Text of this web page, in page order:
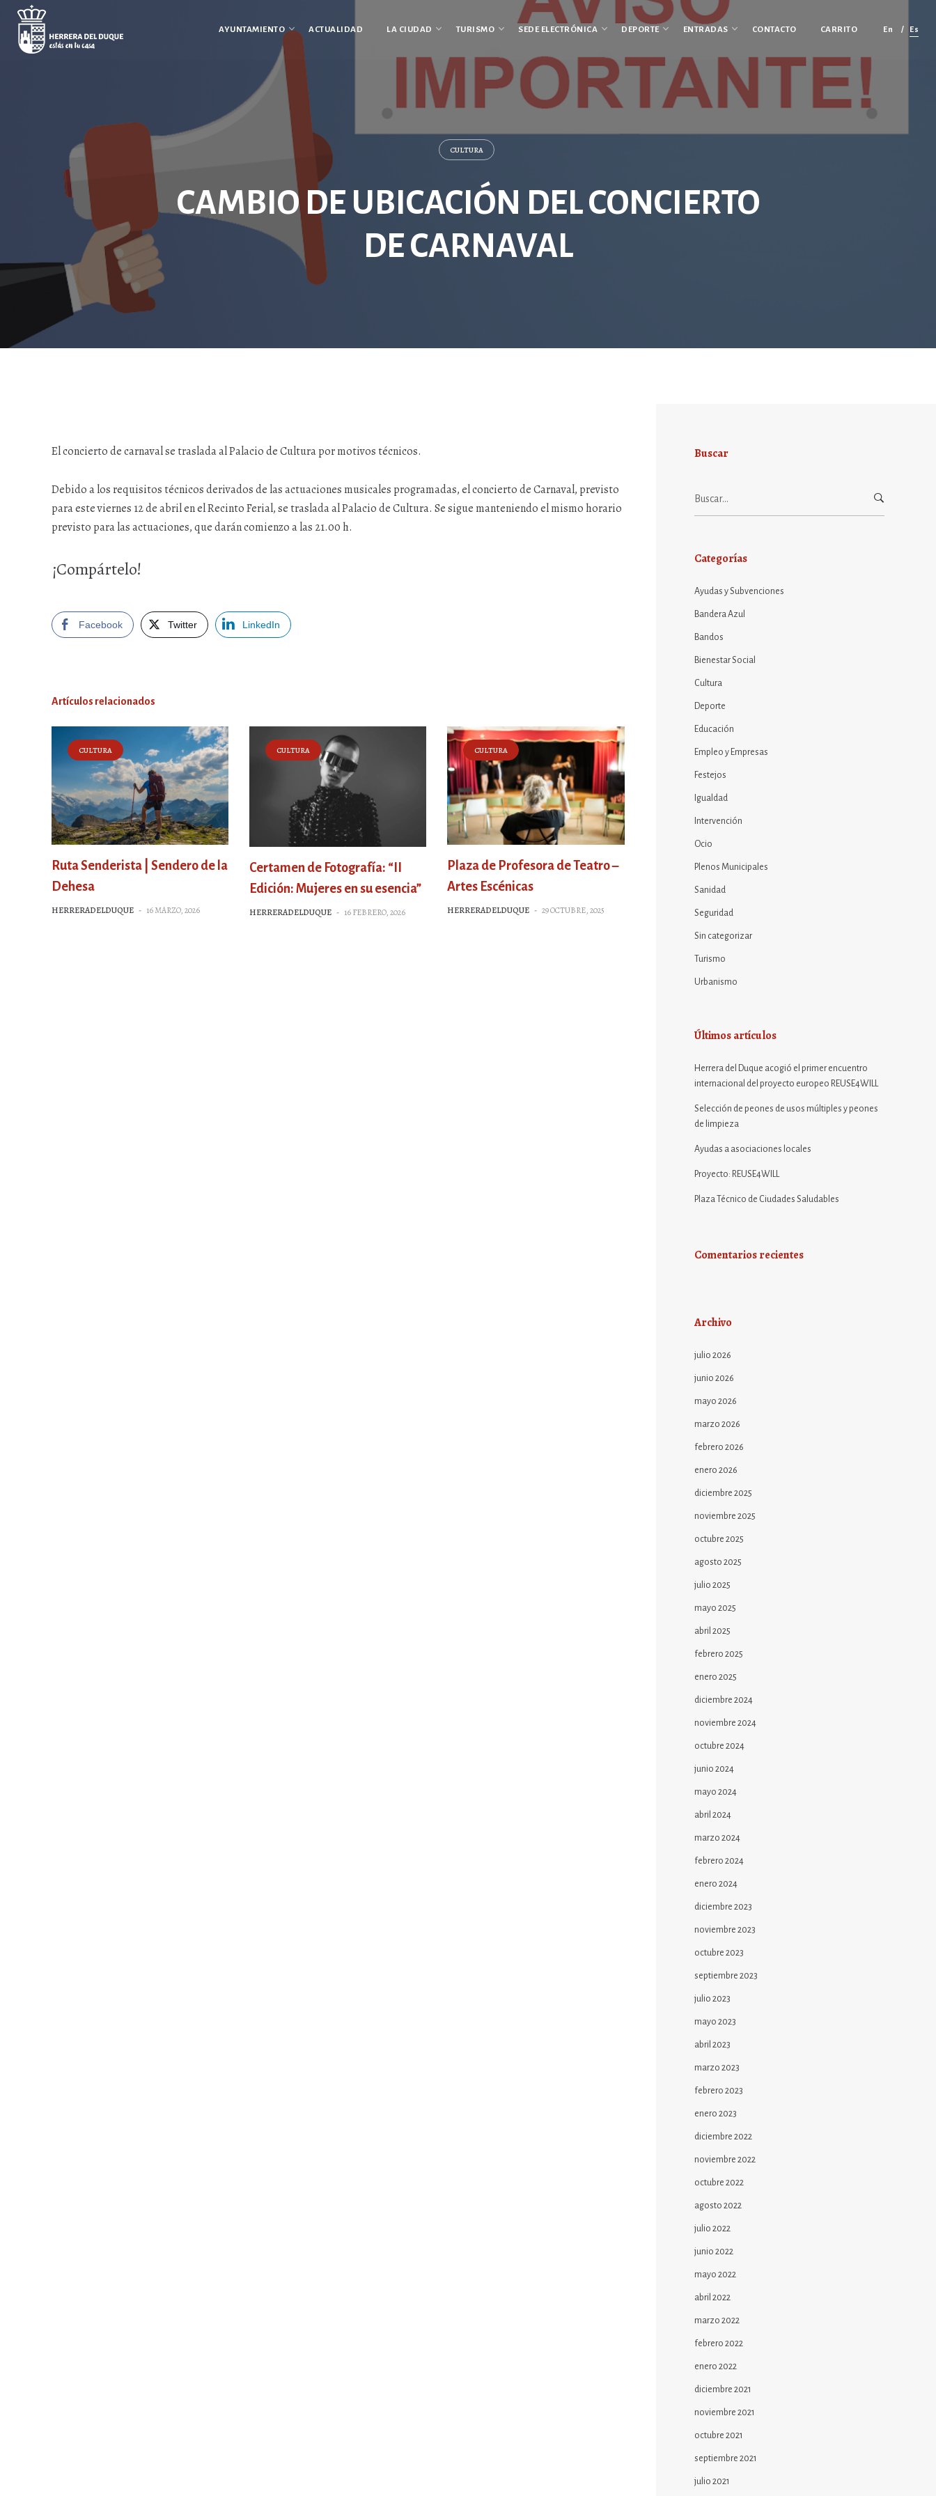
Cancelar
comentario
AYUNTAMIENTO ACTUALIDAD LA CIUDAD TURISMO SEDE ELECTRÓNICA DEPORTE ENTRADAS CONTACTO CARRITO En Es
CULTURA
CAMBIO DE UBICACIÓN DEL CONCIERTO
DE CARNAVAL
El concierto de carnaval se traslada al Palacio de Cultura por motivos técnicos.
Debido a los requisitos técnicos derivados de las actuaciones musicales programadas, el concierto de Carnaval, previsto
para este viernes 12 de abril en el Recinto Ferial, se traslada al Palacio de Cultura. Se sigue manteniendo el mismo horario
previsto para las actuaciones, que darán comienzo a las 21.00 h.
¡Compártelo!
Facebook Twitter LinkedIn
Artículos relacionados
CULTURA
Ruta Senderista | Sendero de la
Dehesa
HERRERADELDUQUE - 16 MARZO, 2026
CULTURA
Certamen de Fotografía: “II
Edición: Mujeres en su esencia”
HERRERADELDUQUE - 16 FEBRERO, 2026
CULTURA
Plaza de Profesora de Teatro –
Artes Escénicas
HERRERADELDUQUE - 29 OCTUBRE, 2025
Buscar
Categorías
Ayudas y Subvenciones
Bandera Azul
Bandos
Bienestar Social
Cultura
Deporte
Educación
Empleo y Empresas
Festejos
Igualdad
Intervención
Ocio
Plenos Municipales
Sanidad
Seguridad
Sin categorizar
Turismo
Urbanismo
Últimos artículos
Herrera del Duque acogió el primer encuentro
internacional del proyecto europeo REUSE4WILL
Selección de peones de usos múltiples y peones
de limpieza
Ayudas a asociaciones locales
Proyecto: REUSE4WILL
Plaza Técnico de Ciudades Saludables
Comentarios recientes
Archivo
julio 2026
junio 2026
mayo 2026
marzo 2026
febrero 2026
enero 2026
diciembre 2025
noviembre 2025
octubre 2025
agosto 2025
julio 2025
mayo 2025
abril 2025
febrero 2025
enero 2025
diciembre 2024
noviembre 2024
octubre 2024
junio 2024
mayo 2024
abril 2024
marzo 2024
febrero 2024
enero 2024
diciembre 2023
noviembre 2023
octubre 2023
septiembre 2023
julio 2023
mayo 2023
abril 2023
marzo 2023
febrero 2023
enero 2023
diciembre 2022
noviembre 2022
octubre 2022
agosto 2022
julio 2022
junio 2022
mayo 2022
abril 2022
marzo 2022
febrero 2022
enero 2022
diciembre 2021
noviembre 2021
octubre 2021
septiembre 2021
julio 2021